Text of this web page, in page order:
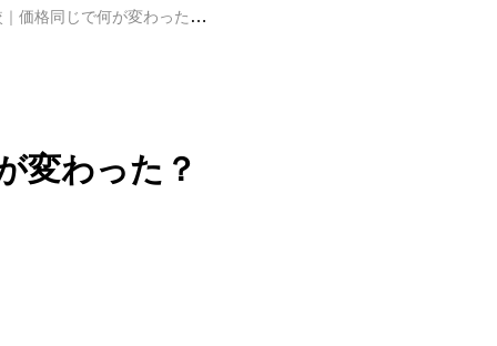
変わった？後悔しない選び方の決め手
変わった？